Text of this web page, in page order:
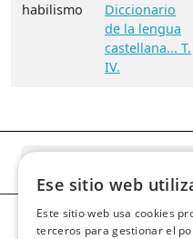
habilismo
Diccionario
de la lengua
castellana... T.
IV.
Ese sitio web
Este sitio web usa cookies
terceros para gestionar el